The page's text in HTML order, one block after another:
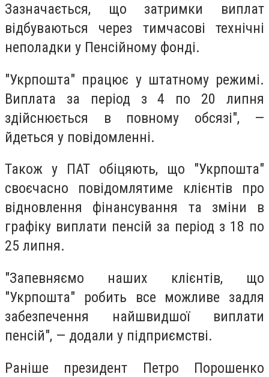
Зазначається, що затримки виплат
відбуваються через тимчасові технічні
неполадки у Пенсійному фонді.
"Укрпошта" працює у штатному режимі.
Виплата за період з 4 по 20 липня
здійснюється в повному обсязі", —
йдеться у повідомленні.
Також у ПАТ обіцяють, що "Укрпошта"
своєчасно повідомлятиме клієнтів про
відновлення фінансування та зміни в
графіку виплати пенсій за період з 18 по
25 липня.
"Запевняємо наших клієнтів, що
"Укрпошта" робить все можливе задля
забезпечення найшвидшої виплати
пенсій", — додали у підприємстві.
Раніше президент Петро Порошенко